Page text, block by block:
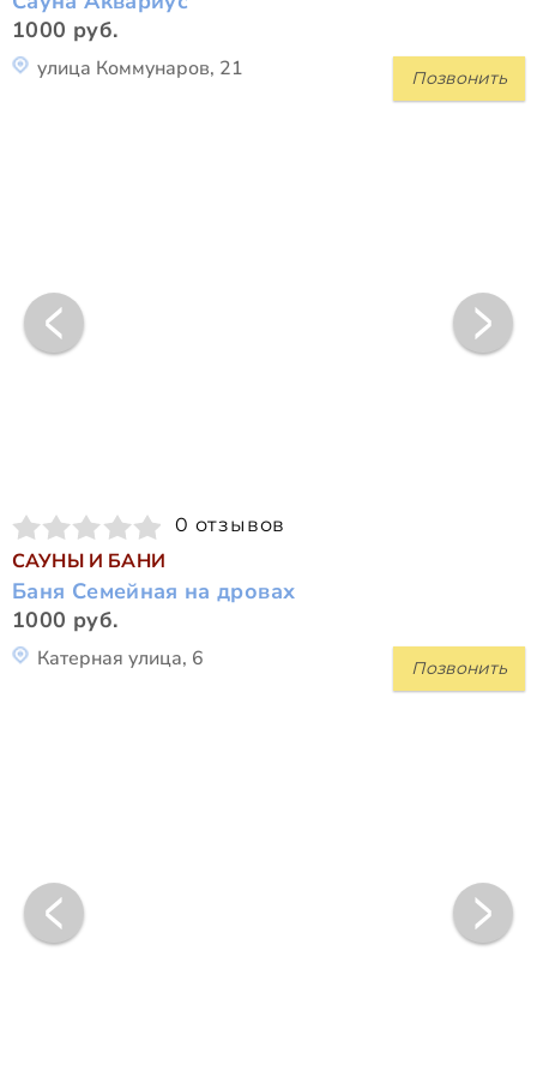
1000 руб.
Позвонить
улица Коммунаров, 21
0 отзывов
САУНЫ И БАНИ
Баня Семейная на дровах
1000 руб.
Позвонить
Катерная улица, 6